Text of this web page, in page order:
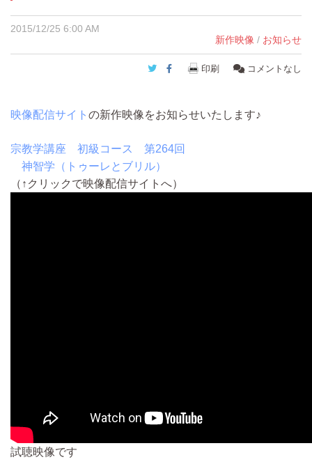
2015/12/25 6:00 AM
新作映像 / お知らせ
Twitter
Facebook
印刷 コメントなし
映像配信サイト の新作映像をお知らせいたします♪
宗教学講座 初級コース 第264回
神智学（トゥーレとブリル）
（↑クリックで映像配信サイトへ）
試聴映像です